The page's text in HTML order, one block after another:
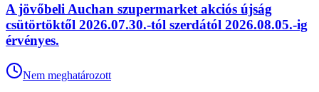
A jövőbeli Auchan szupermarket akciós újság
csütörtöktől 2026.07.30.-tól szerdától 2026.08.05.-ig
érvényes.
Nem meghatározott